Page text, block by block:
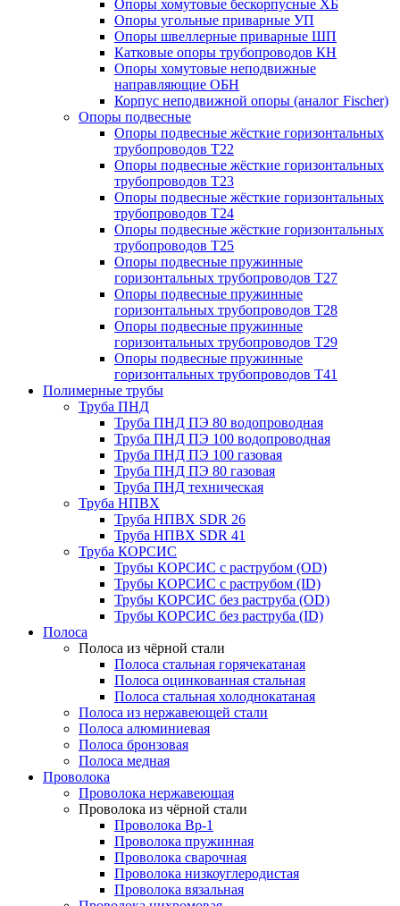
Опоры хомутовые бескорпусные ХБ
Опоры угольные приварные УП
Опоры швеллерные приварные ШП
Катковые опоры трубопроводов КН
Опоры хомутовые неподвижные
направляющие ОБН
Корпус неподвижной опоры (аналог Fischer)
Опоры подвесные
Опоры подвесные жёсткие горизонтальных
трубопроводов Т22
Опоры подвесные жёсткие горизонтальных
трубопроводов Т23
Опоры подвесные жёсткие горизонтальных
трубопроводов Т24
Опоры подвесные жёсткие горизонтальных
трубопроводов Т25
Опоры подвесные пружинные
горизонтальных трубопроводов Т27
Опоры подвесные пружинные
горизонтальных трубопроводов Т28
Опоры подвесные пружинные
горизонтальных трубопроводов Т29
Опоры подвесные пружинные
горизонтальных трубопроводов Т41
Полимерные трубы
Труба ПНД
Труба ПНД ПЭ 80 водопроводная
Труба ПНД ПЭ 100 водопроводная
Труба ПНД ПЭ 100 газовая
Труба ПНД ПЭ 80 газовая
Труба ПНД техническая
Труба НПВХ
Труба НПВХ SDR 26
Труба НПВХ SDR 41
Труба КОРСИС
Трубы КОРСИС с раструбом (OD)
Трубы КОРСИС с раструбом (ID)
Трубы КОРСИС без раструба (OD)
Трубы КОРСИС без раструба (ID)
Полоса
Полоса из чёрной стали
Полоса стальная горячекатаная
Полоса оцинкованная стальная
Полоса стальная холоднокатаная
Полоса из нержавеющей стали
Полоса алюминиевая
Полоса бронзовая
Полоса медная
Проволока
Проволока нержавеющая
Проволока из чёрной стали
Проволока Вр-1
Проволока пружинная
Проволока сварочная
Проволока низкоуглеродистая
Проволока вязальная